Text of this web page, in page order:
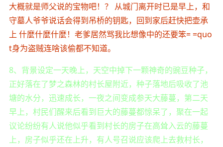
大概就是师父说的宝物吧！？ 从城门离开时已是早上，和
守墓人爷爷说话会得到吊桥的钥匙，回到家后赶快把壶承
上 什麼什麼什麼！老爹居然骂我比想像中的还要笨= =quo
t身为盗贼连啥该偷都不知道。
8、背景设定一天晚上，天空中掉下一颗神奇的豌豆种子，
正好落在了梦之森林的村长屋附近，种子落地后吸收了池
塘的水分，迅速成长，一夜之间变成参天大藤蔓，第二天
早上，村民们醒来后看到巨大的藤蔓都惊呆了，聚在一起
议论纷纷有人说他似乎看到村长的房子在高耸入云的藤蔓
上，房子似乎还在上升，有人号召说应该爬上去救村长，